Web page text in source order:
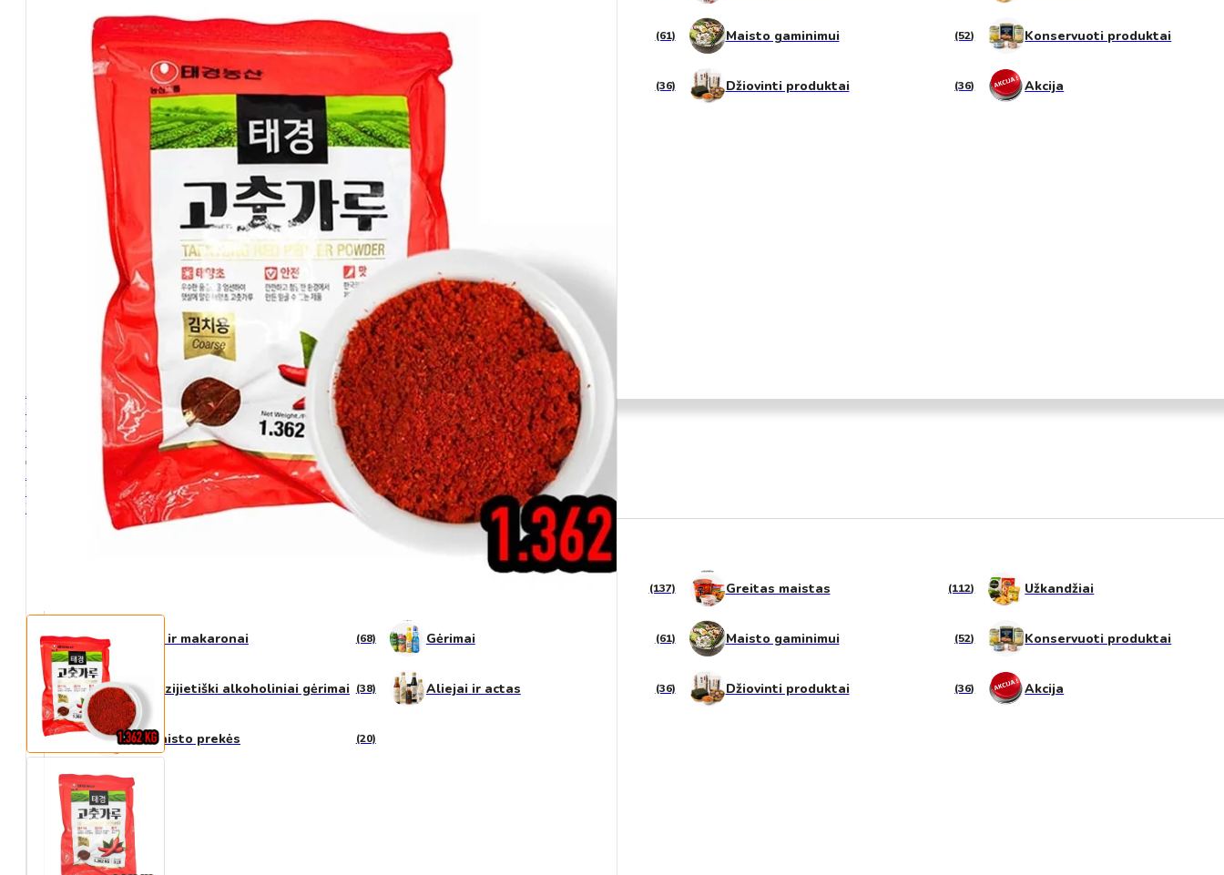
Ryžiai ir makaronai (68) Gėrimai (61) Maisto gaminimui (52) Konservuoti produktai
N20 Azijietiški alkoholiniai gėrimai Aliejai ir actas (36) Džiovinti produktai (36) Akcija
Ne maisto prekės (20)
Kontaktai
Pristatymas
D.U.K
Pagrindinis
Parduotuvė
(137) Greitas maistas (112) Užkandžiai
Ryžiai ir makaronai (68) Gėrimai (61) Maisto gaminimui (52) Konservuoti produktai
N20 Azijietiški alkoholiniai gėrimai (38) Aliejai ir actas (36) Džiovinti produktai (36) Akcija
Ne maisto prekės (20)